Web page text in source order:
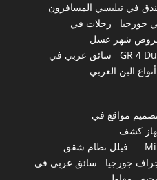
في تبليسي المسافرون
جورجيا
رحلات في
شهر عسل
GR 4
سائق عربي في
أنواع البن العربي
مواقع في
كشف
فيلل نظام شقق
جورجيا
سائق عربي في